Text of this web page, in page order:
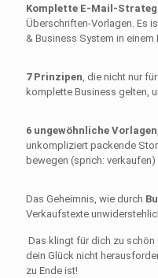
Komplette E-Mail-
Überschriften-Vorlagen. Es
& Business System in einem
7 Prinzipen , die nicht nur
komplette Business gelten,
6 ungewöhnliche Vorlagen
unkompliziert packende
bewegen (sprich: verkaufen)
Das Geheimnis, wie durch
Verkaufstexte
Das klingt für dich zu schön
dein Glück nicht
zu Ende ist!